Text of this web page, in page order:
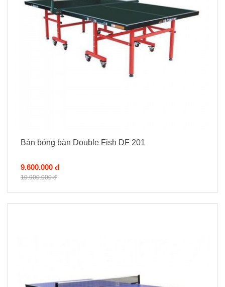
Bàn bóng bàn Double Fish DF 201
9.600.000 đ
10.900.000 đ